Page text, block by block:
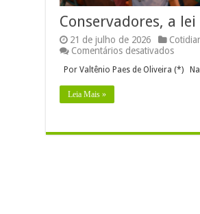
Conservadores, a
21 de julho de 2026
Comentários desativadosem
a
Por Valtênio Paes de Oliveira (*)
Leia Mais »